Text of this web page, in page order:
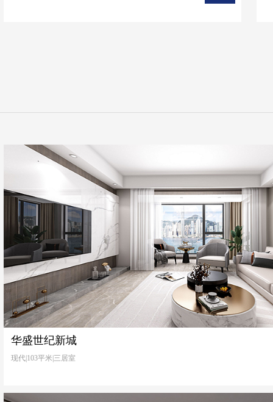
华盛世纪新城
现代|103平米|三居室